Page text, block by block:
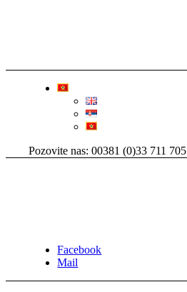
Pozovite nas: 00381 (0)33 711 705
Facebook
Mail